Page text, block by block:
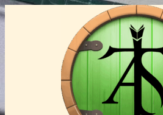
Vai